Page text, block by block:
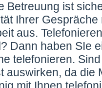
Betreuung ist
Ihrer
aus.
Dann haben SIe
telefonieren.
auswirken, da